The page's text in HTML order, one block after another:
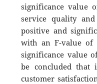
significance value
service quality
positive and
with an F-value of
significance value
be concluded that
customer